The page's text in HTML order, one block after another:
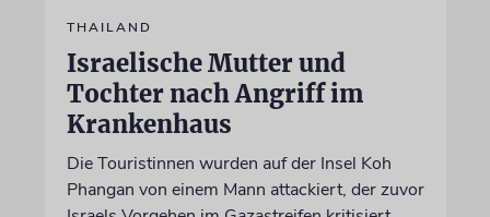
THAILAND
Israelische Mutter und
Tochter nach Angriff im
Krankenhaus
Die Touristinnen wurden auf der Insel Koh
Phangan von einem Mann attackiert, der zuvor